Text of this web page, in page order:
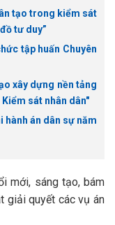
tạo trong kiểm sát
tư duy”
tập huấn Chuyên
xây dựng nền tảng
sát nhân dân"
án dân sự năm
mới, sáng tạo, bám
giải quyết các vụ án